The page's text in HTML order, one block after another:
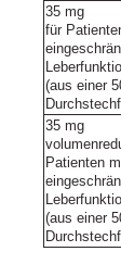
35 mg
für
(aus einer
35 mg
Patienten
(aus einer